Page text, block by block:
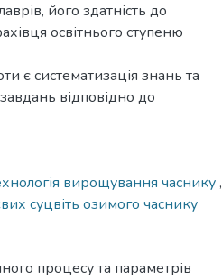
його здатність до
освітнього ступеню
є систематизація знань та
відповідно до
вирощування часнику,
суцвіть озимого часнику
процесу та параметрів